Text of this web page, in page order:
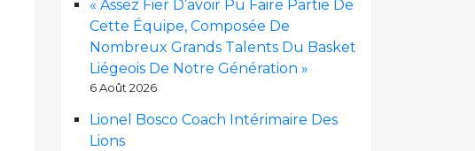
« Assez Fier D’avoir Pu Faire Partie De
Cette Équipe, Composée De
Nombreux Grands Talents Du Basket
Liégeois De Notre Génération »
6 Août 2026
Lionel Bosco Coach Intérimaire Des
Lions